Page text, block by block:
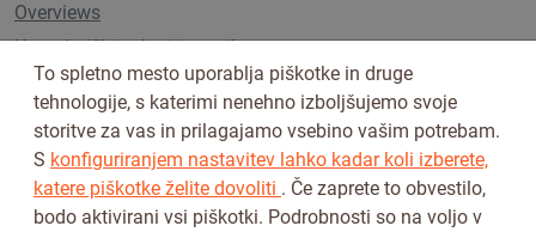
Overviews
Uporabniški paketi in cenik
Sledi nam na
To spletno mesto uporablja piškotke in druge
tehnologije, s katerimi nenehno izboljšujemo svoje
storitve za vas in prilagajamo vsebino vašim potrebam.
S konfiguriranjem nastavitev lahko kadar koli izberete,
katere piškotke želite dovoliti . Če zaprete to obvestilo,
bodo aktivirani vsi piškotki. Podrobnosti so na voljo v